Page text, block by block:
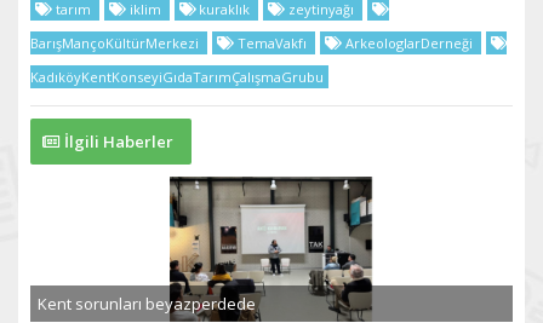
tarım
iklim kuraklık
zeytinyağı
BarışMançoKültürMerkezi
TemaVakfı
ArkeologlarDerneği
KadıköyKentKonseyiGıdaTarımÇalışmaGrubu
İlgili Haberler
Kent sorunları beyazperdede